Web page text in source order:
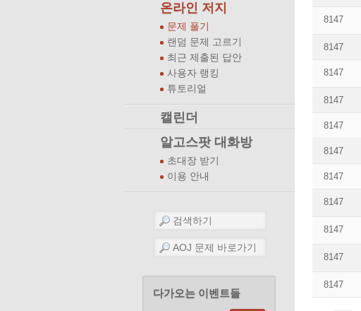
온라인 저지
문제 풀기
랜덤 문제 고르기
최근 제출된 답안
사용자 랭킹
튜토리얼
캘린더
알고스팟 대화방
초대장 받기
이용 안내
다가오는 이벤트들
8147
8147
8147
8147
8147
8147
8147
8147
8147
8147
8147